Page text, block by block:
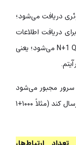
دریافت می‌شود؛
دریافت اطلاعات
مرتبط اجرا می‌شود. این الگو باعث ایجاد N+1 Query می‌شود؛ یعنی
سرور مجبور می‌شود
تعداد زیادی درخواست جداگانه به دیتابیس ارسال کند (مثلاً ۱۰۰۰+۱